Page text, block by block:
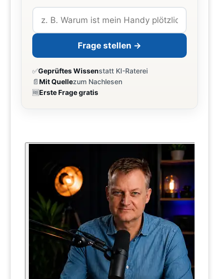
Frage stellen →
✅Geprüftes Wissenstatt KI-Raterei
📄Mit Quellezum Nachlesen
🆓Erste Frage gratis